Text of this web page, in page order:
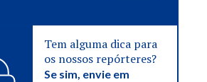
Tem alguma dica para
os nossos repórteres?
Se sim, envie em